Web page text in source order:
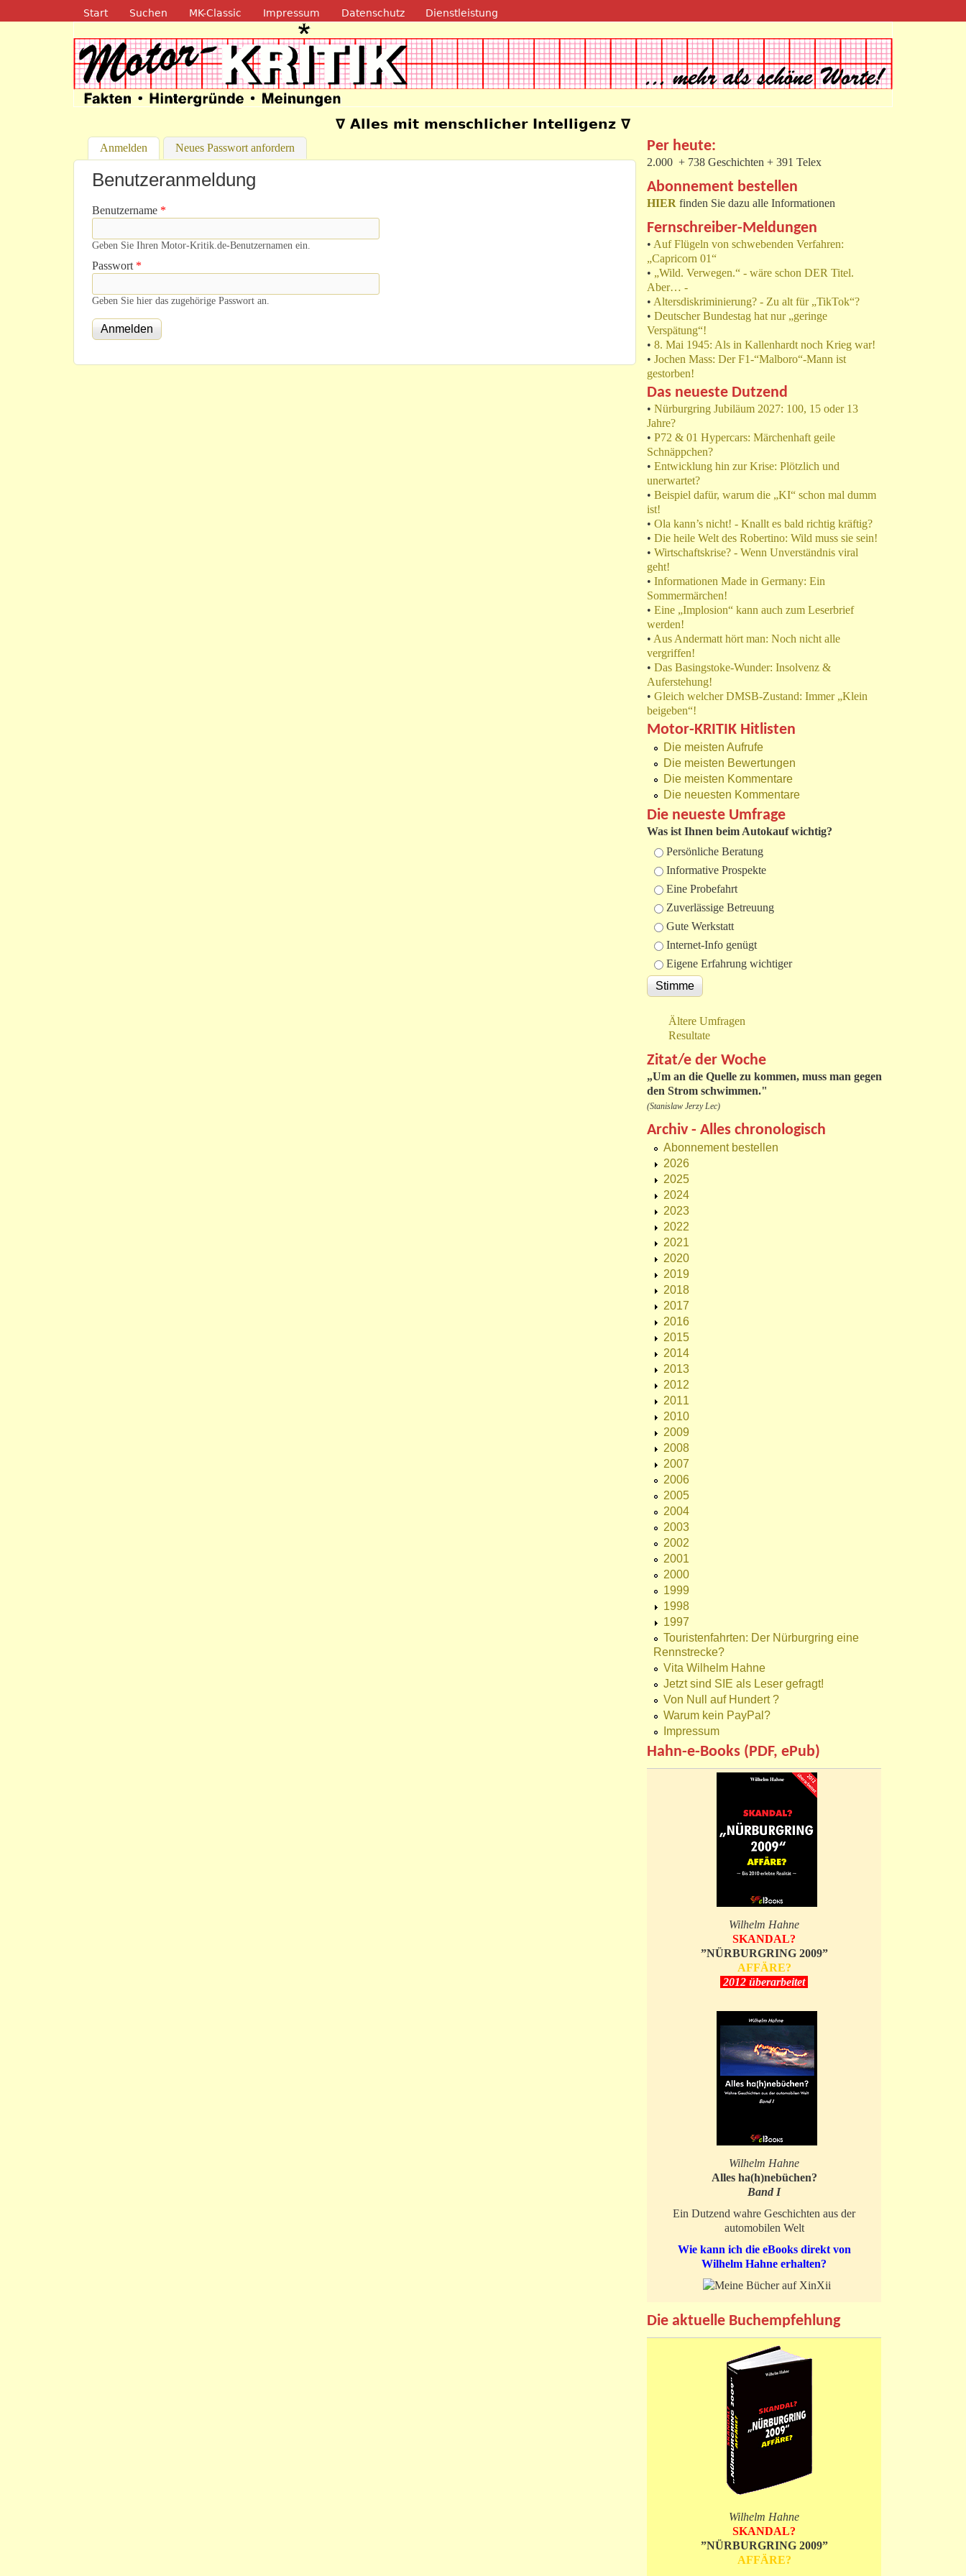
Direkt zum Inhalt
Navigation
Start Suchen MK-Classic Impressum Datenschutz Dienstleistung
Motor-Kritik.de∇ Alles mit menschlicher Intelligenz ∇
Anmelden (aktiver Reiter)
Neues Passwort anfordern
Benutzeranmeldung
Benutzername *
Geben Sie Ihren Motor-Kritik.de-Benutzernamen ein.
Passwort *
Geben Sie hier das zugehörige Passwort an.
Per heute:
2.000 + 738 Geschichten + 391 Telex
Abonnement bestellen
HIER finden Sie dazu alle Informationen
Fernschreiber-Meldungen
• Auf Flügeln von schwebenden Verfahren:
„Capricorn 01“
• „Wild. Verwegen.“ - wäre schon DER Titel.
Aber… -
• Altersdiskriminierung? - Zu alt für „TikTok“?
• Deutscher Bundestag hat nur „geringe
Verspätung“!
• 8. Mai 1945: Als in Kallenhardt noch Krieg war!
• Jochen Mass: Der F1-“Malboro“-Mann ist
gestorben!
Das neueste Dutzend
• Nürburgring Jubiläum 2027: 100, 15 oder 13
Jahre?
• P72 & 01 Hypercars: Märchenhaft geile
Schnäppchen?
• Entwicklung hin zur Krise: Plötzlich und
unerwartet?
• Beispiel dafür, warum die „KI“ schon mal dumm
ist!
• Ola kann’s nicht! - Knallt es bald richtig kräftig?
• Die heile Welt des Robertino: Wild muss sie sein!
• Wirtschaftskrise? - Wenn Unverständnis viral
geht!
• Informationen Made in Germany: Ein
Sommermärchen!
• Eine „Implosion“ kann auch zum Leserbrief
werden!
• Aus Andermatt hört man: Noch nicht alle
vergriffen!
• Das Basingstoke-Wunder: Insolvenz &
Auferstehung!
• Gleich welcher DMSB-Zustand: Immer „Klein
beigeben“!
Motor-KRITIK Hitlisten
Die meisten Aufrufe
Die meisten Bewertungen
Die meisten Kommentare
Die neuesten Kommentare
Die neueste Umfrage
Was ist Ihnen beim Autokauf wichtig?
Auswahlmöglichkeiten
Persönliche Beratung
Informative Prospekte
Eine Probefahrt
Zuverlässige Betreuung
Gute Werkstatt
Internet-Info genügt
Eigene Erfahrung wichtiger
Ältere Umfragen
Resultate
Zitat/e der Woche
„Um an die Quelle zu kommen, muss man gegen
den Strom schwimmen."
(Stanislaw Jerzy Lec)
Archiv - Alles chronologisch
Abonnement bestellen
2026
2025
2024
2023
2022
2021
2020
2019
2018
2017
2016
2015
2014
2013
2012
2011
2010
2009
2008
2007
2006
2005
2004
2003
2002
2001
2000
1999
1998
1997
Touristenfahrten: Der Nürburgring eine
Rennstrecke?
Vita Wilhelm Hahne
Jetzt sind SIE als Leser gefragt!
Von Null auf Hundert ?
Warum kein PayPal?
Impressum
Hahn-e-Books (PDF, ePub)
Wilhelm Hahne
SKANDAL?
”NÜRBURGRING 2009”
AFFÄRE?
2012 überarbeitet
Wilhelm Hahne
Alles ha(h)nebüchen?
Band I
Ein Dutzend wahre Geschichten aus der
automobilen Welt
Wie kann ich die eBooks direkt von
Wilhelm Hahne erhalten?
Die aktuelle Buchempfehlung
Wilhelm Hahne
SKANDAL?
”NÜRBURGRING 2009”
AFFÄRE?